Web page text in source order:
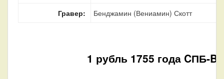
Гравер:
Бенджамин (Вениамин) Скотт
1 рубль 1755 года CПБ-